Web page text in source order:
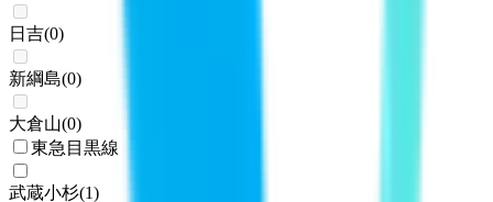
日吉(0)
新綱島(0)
大倉山(0)
東急目黒線
武蔵小杉(1)